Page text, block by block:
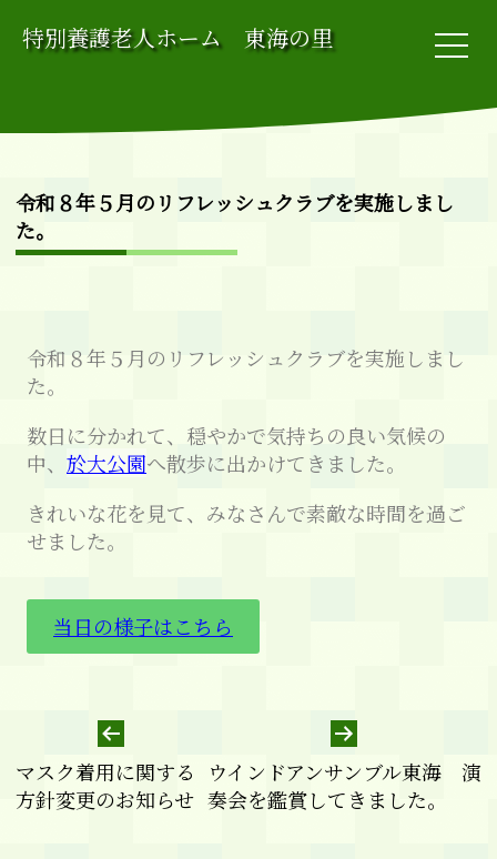
特別養護老人ホーム 東海の里
令和８年５月のリフレッシュクラブを実施しまし
た。
令和８年５月のリフレッシュクラブを実施しまし
た。
数日に分かれて、穏やかで気持ちの良い気候の
中、 於大公園へ散歩に出かけてきました。
きれいな花を見て、みなさんで素敵な時間を過ご
せました。
当日の様子はこちら
マスク着用に関する
方針変更のお知らせ
ウインドアンサンブル東海 演
奏会を鑑賞してきました。